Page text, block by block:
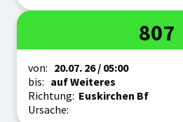
Linie
807
Zeitraum
von: 20.07. 26/ 05:00
bis: auf Weiteres
Richtung: Euskirchen Bf
Ursache: